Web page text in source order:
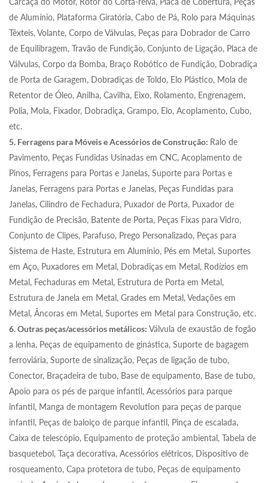
de Alumínio, Plataforma Giratória, Cabo de Pá, Rolo para Máquinas
Têxteis, Volante, Corpo de Válvulas, Peças para Dobrador de Carro
de Equilibragem, Travão de Fundição, Conjunto de Ligação, Placa de
Válvulas, Corpo da Bomba, Braço Robótico de Fundição, Dobradiça
de Porta de Garagem, Dobradiças de Toldo, Elo Plástico, Mola de
Retentor de Óleo, Anilha, Cavilha, Eixo, Rolamento, Engrenagem,
Polia, Mola, Fixador, Dobradiça, Grampo, Elo, Acoplamento, Cubo,
etc.
5. Ferragens para Móveis e Acessórios de Construção: Ralo de
Pavimento, Peças Fundidas Usinadas em CNC, Acoplamento de
Pinos, Ferragens para Portas e Janelas, Suporte para Portas e
Janelas, Ferragens para Portas e Janelas, Peças Fundidas para
Janelas, Cilindro de Fechadura, Puxador de Porta, Puxador de
Fundição de Precisão, Batente de Porta, Peças Fixas para Vidro,
Conjunto de Clipes, Parafuso, Prego Personalizado, Peças para
Sistema de Haste, Estrutura em Alumínio, Pés em Metal, Suportes
em Aço, Puxadores em Metal, Dobradiças em Metal, Rodízios em
Metal, Fechaduras em Metal, Estrutura de Porta em Metal,
Estrutura de Janela em Metal, Grades em Metal, Vedações em
Metal, Âncoras em Metal, Suportes em Metal para Construção, etc.
6. Outras peças/acessórios metálicos: Válvula de exaustão de fogão
a lenha, Peças de equipamento de ginástica, Suporte de bagagem
ferroviária, Suporte de sinalização, Peças de ligação de tubo,
Conector, Braçadeira de tubo, Base de equipamento, Base de tubo,
Apoio para os pés de parque infantil, Acessórios para parque
infantil, Manga de montagem Revolution para peças de parque
infantil, Peças de baloiço de parque infantil, Pinça de escalada,
Caixa de telescópio, Equipamento de proteção ambiental, Tabela de
basquetebol, Taça decorativa, Acessórios elétricos, Dispositivo de
rosqueamento, Capa protetora de tubo, Peças de equipamento